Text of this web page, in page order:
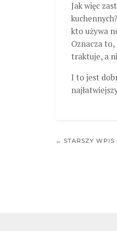
Jak więc
kto używa
Oznacza
traktuje, a
I to jest
← STARSZY WPIS